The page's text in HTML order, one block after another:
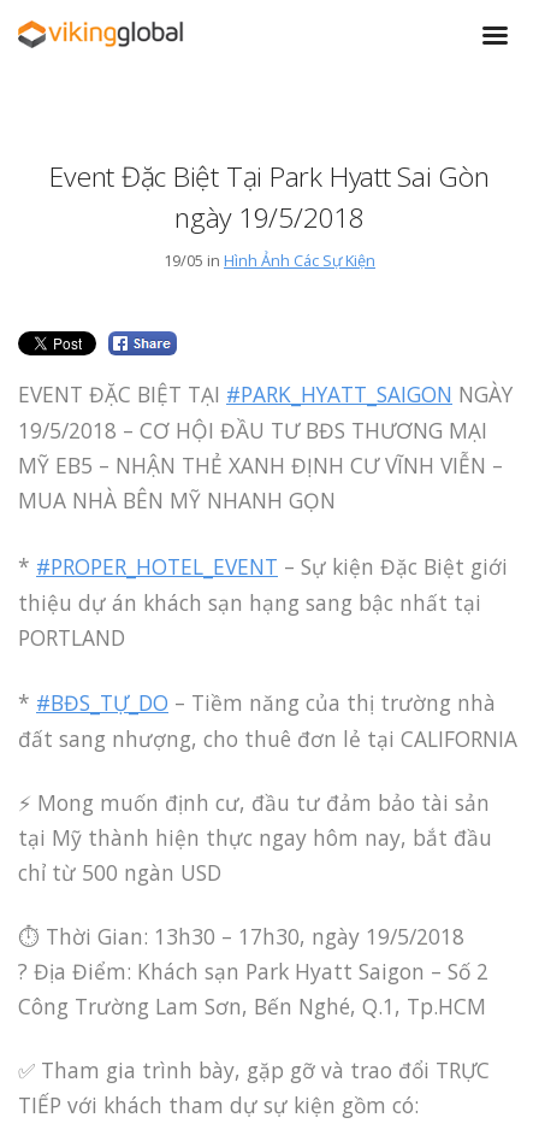
Event Đặc Biệt Tại Park Hyatt Sai Gòn
ngày 19/5/2018
19/05 in Hình Ảnh Các Sự Kiện
EVENT ĐẶC BIỆT TẠI #PARK_HYATT_SAIGON NGÀY
19/5/2018 – CƠ HỘI ĐẦU TƯ BĐS THƯƠNG MẠI
MỸ EB5 – NHẬN THẺ XANH ĐỊNH CƯ VĨNH VIỄN –
MUA NHÀ BÊN MỸ NHANH GỌN
* #PROPER_HOTEL_EVENT – Sự kiện Đặc Biệt giới
thiệu dự án khách sạn hạng sang bậc nhất tại
PORTLAND
* #BĐS_TỰ_DO – Tiềm năng của thị trường nhà
đất sang nhượng, cho thuê đơn lẻ tại CALIFORNIA
⚡️ Mong muốn định cư, đầu tư đảm bảo tài sản
tại Mỹ thành hiện thực ngay hôm nay, bắt đầu
chỉ từ 500 ngàn USD
⏱ Thời Gian: 13h30 – 17h30, ngày 19/5/2018
? Địa Điểm: Khách sạn Park Hyatt Saigon – Số 2
Công Trường Lam Sơn, Bến Nghé, Q.1, Tp.HCM
✅ Tham gia trình bày, gặp gỡ và trao đổi TRỰC
TIẾP với khách tham dự sự kiện gồm có: